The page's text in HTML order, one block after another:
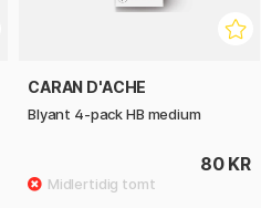
CARAN D'ACHE
Blyant 4-pack HB medium
80 KR